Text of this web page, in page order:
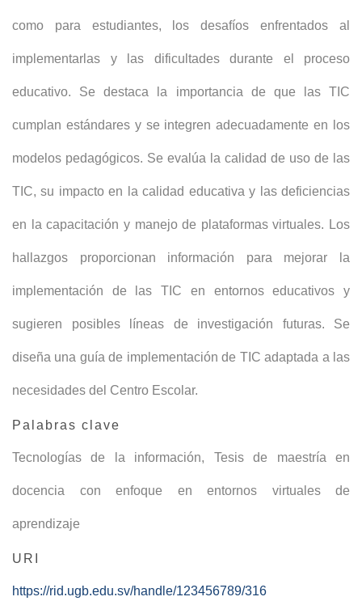
como para estudiantes, los desafíos enfrentados al
implementarlas y las dificultades durante el proceso
educativo. Se destaca la importancia de que las TIC
cumplan estándares y se integren adecuadamente en los
modelos pedagógicos. Se evalúa la calidad de uso de las
TIC, su impacto en la calidad educativa y las deficiencias
en la capacitación y manejo de plataformas virtuales. Los
hallazgos proporcionan información para mejorar la
implementación de las TIC en entornos educativos y
sugieren posibles líneas de investigación futuras. Se
diseña una guía de implementación de TIC adaptada a las
necesidades del Centro Escolar.
Palabras clave
Tecnologías de la información, Tesis de maestría en
docencia con enfoque en entornos virtuales de
aprendizaje
URI
https://rid.ugb.edu.sv/handle/123456789/316